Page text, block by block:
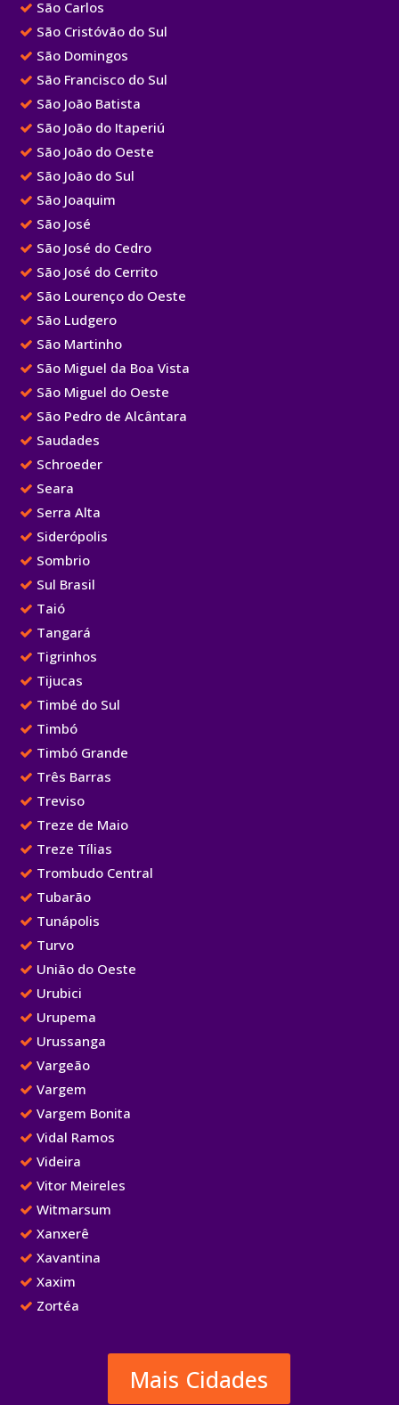
São Carlos
São Cristóvão do Sul
São Domingos
São Francisco do Sul
São João Batista
São João do Itaperiú
São João do Oeste
São João do Sul
São Joaquim
São José
São José do Cedro
São José do Cerrito
São Lourenço do Oeste
São Ludgero
São Martinho
São Miguel da Boa Vista
São Miguel do Oeste
São Pedro de Alcântara
Saudades
Schroeder
Seara
Serra Alta
Siderópolis
Sombrio
Sul Brasil
Taió
Tangará
Tigrinhos
Tijucas
Timbé do Sul
Timbó
Timbó Grande
Três Barras
Treviso
Treze de Maio
Treze Tílias
Trombudo Central
Tubarão
Tunápolis
Turvo
União do Oeste
Urubici
Urupema
Urussanga
Vargeão
Vargem
Vargem Bonita
Vidal Ramos
Videira
Vitor Meireles
Witmarsum
Xanxerê
Xavantina
Xaxim
Zortéa
Mais Cidades